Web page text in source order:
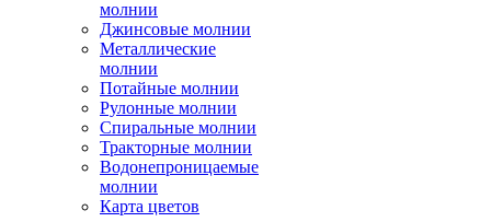
молнии
Джинсовые молнии
Металлические
молнии
Потайные молнии
Рулонные молнии
Спиральные молнии
Тракторные молнии
Водонепроницаемые
молнии
Карта цветов